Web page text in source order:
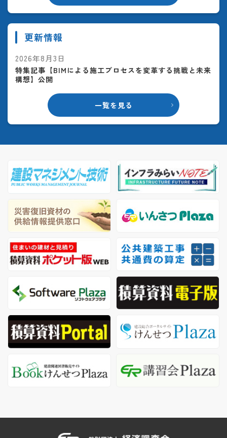
更新情報
一覧を見る
2026年8月3日
特集記事【BIMによる施工プロセスを変革する挑戦と未来
構想】公開